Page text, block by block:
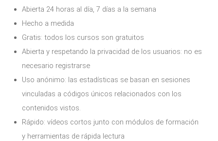
Abierta 24 horas al día, 7 días a la semana
Hecho a medida
Gratis: todos los cursos son gratuitos
Abierta y respetando la privacidad de los usuarios: no es
necesario registrarse
Uso anónimo: las estadísticas se basan en sesiones
vinculadas a códigos únicos relacionados con los
contenidos vistos.
Rápido: vídeos cortos junto con módulos de formación
y herramientas de rápida lectura